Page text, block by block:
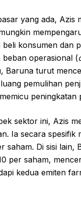
yang ada,
beli konsumen dan
beban operasional (
Baruna turut
pemulihan
sektor ini, Azis
Ia secara spesifik
saham. Di sisi lain,
per saham,
kedua emiten